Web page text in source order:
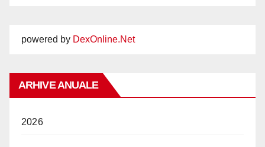
powered by DexOnline.Net
ARHIVE ANUALE
2026